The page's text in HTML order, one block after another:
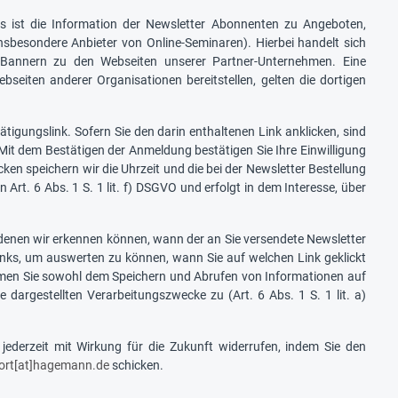
ist die Information der Newsletter Abonnenten zu Angeboten,
Anbieter von Online-Seminaren). Hierbei handelt sich
zu den Webseiten unserer Partner-Unternehmen. Eine
anderer Organisationen bereitstellen, gelten die dortigen
Sofern Sie den darin enthaltenen Link anklicken, sind
dem Bestätigen der Anmeldung bestätigen Sie Ihre Einwilligung
speichern wir die Uhrzeit und die bei der Newsletter Bestellung
6 Abs. 1 S. 1 lit. f) DSGVO und erfolgt in dem Interesse, über
wir erkennen können, wann der an Sie versendete Newsletter
um auswerten zu können, wann Sie auf welchen Link geklickt
Sie sowohl dem Speichern und Abrufen von Informationen auf
dargestellten Verarbeitungszwecke zu (Art. 6 Abs. 1 S. 1 lit. a)
mit Wirkung für die Zukunft widerrufen, indem Sie den
schicken.